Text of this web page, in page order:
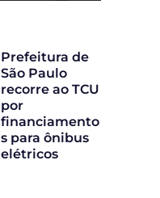
Prefeitura de
São Paulo
recorre ao TCU
por
financiamento
s para ônibus
elétricos